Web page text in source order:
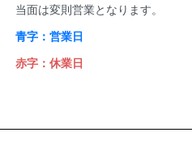
当面は変則営業となります。
青字：営業日
赤字：休業日